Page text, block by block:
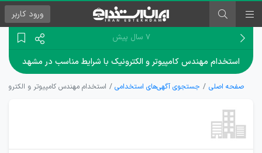
ورود کاربر
۷ سال پیش
استخدام مهندس کامپیوتر و الکترونیک با شرایط مناسب در مشهد
صفحه اصلی جستجوی آگهی‌های استخدامی استخدام مهندس کامپیوتر و